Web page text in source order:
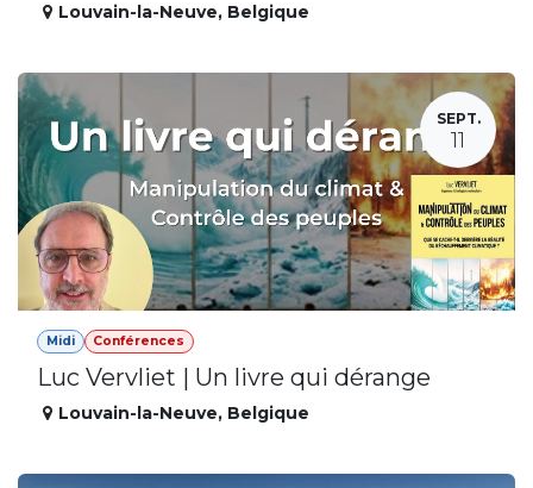
Louvain-la-Neuve, Belgique
SEPT.
11
Midi Conférences
Luc Vervliet | Un livre qui dérange
Louvain-la-Neuve, Belgique